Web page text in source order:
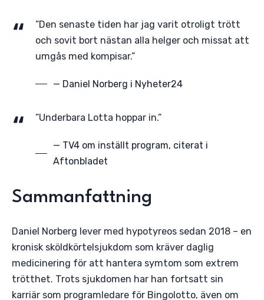
”Den senaste tiden har jag varit otroligt trött
och sovit bort nästan alla helger och missat att
umgås med kompisar.”
— Daniel Norberg i Nyheter24
”Underbara Lotta hoppar in.”
— TV4 om inställt program, citerat i
Aftonbladet
Sammanfattning
Daniel Norberg lever med hypotyreos sedan 2018 – en
kronisk sköldkörtelsjukdom som kräver daglig
medicinering för att hantera symtom som extrem
trötthet. Trots sjukdomen har han fortsatt sin
karriär som programledare för Bingolotto, även om